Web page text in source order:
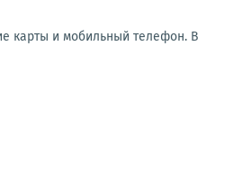
карты и мобильный телефон. В